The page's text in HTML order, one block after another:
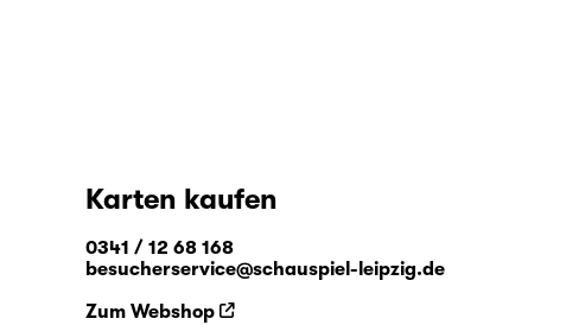
Karten kaufen
0341 / 12 68 168
besucherservice@schauspiel-leipzig.de
Zum Webshop